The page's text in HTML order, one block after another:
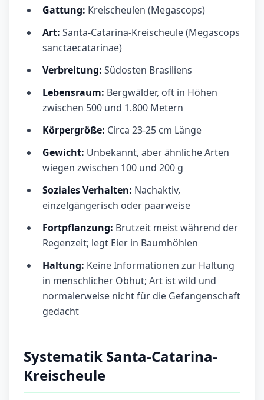
Gattung: Kreischeulen (Megascops)
Art: Santa-Catarina-Kreischeule (Megascops
sanctaecatarinae)
Verbreitung: Südosten Brasiliens
Lebensraum: Bergwälder, oft in Höhen
zwischen 500 und 1.800 Metern
Körpergröße: Circa 23-25 cm Länge
Gewicht: Unbekannt, aber ähnliche Arten
wiegen zwischen 100 und 200 g
Soziales Verhalten: Nachaktiv,
einzelgängerisch oder paarweise
Fortpflanzung: Brutzeit meist während der
Regenzeit; legt Eier in Baumhöhlen
Haltung: Keine Informationen zur Haltung
in menschlicher Obhut; Art ist wild und
normalerweise nicht für die Gefangenschaft
gedacht
Systematik Santa-Catarina-
Kreischeule